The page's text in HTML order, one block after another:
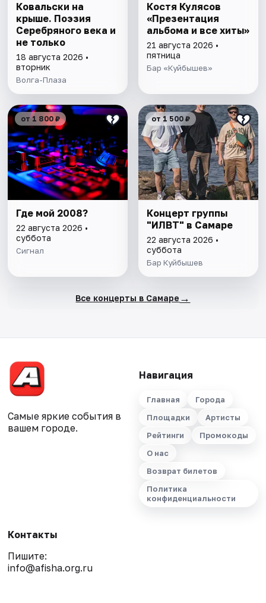
Ковальски на
крыше. Поэзия
Серебряного века и
не только
18 августа 2026 •
вторник
Волга-Плаза
Костя Кулясов
«Презентация
альбома и все хиты»
21 августа 2026 •
пятница
Бар «Куйбышев»
от 1 800 ₽
Где мой 2008?
22 августа 2026 •
суббота
Сигнал
от 1 500 ₽
Концерт группы
"ИЛВТ" в Самаре
22 августа 2026 •
суббота
Бар Куйбышев
Все концерты в Самаре →
Самые яркие события в
вашем городе.
Навигация
Главная
Города
Площадки
Артисты
Рейтинги
Промокоды
О нас
Возврат билетов
Политика
конфиденциальности
Контакты
Пишите:
info@afisha.org.ru